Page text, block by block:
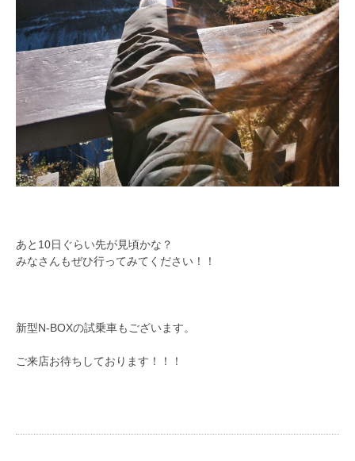
あと10日ぐらい先が見頃かな？
みなさんもぜひ行ってみてください！！
新型N-BOXの試乗車もございます。
ご来店お待ちしております！！！